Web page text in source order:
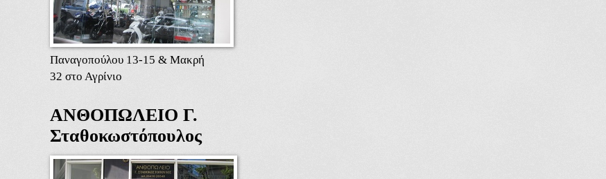
Παναγοπούλου 13-15 & Μακρή
32 στο Αγρίνιο
ΑΝΘΟΠΩΛΕΙΟ Γ.
Σταθοκωστόπουλος